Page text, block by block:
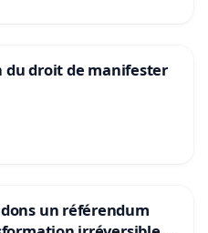
du droit de manifester
un référendum